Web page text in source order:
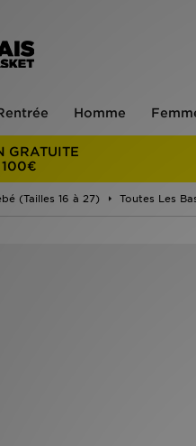
Homme
GRATUITE
100€
(Tailles 16 à 27) Toutes Les